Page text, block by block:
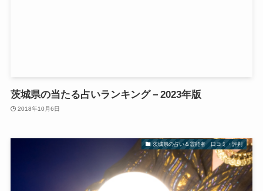
茨城県の当たる占いランキング－2023年版
2018年10月6日
茨城県の占い＆霊能者 口コミ・評判